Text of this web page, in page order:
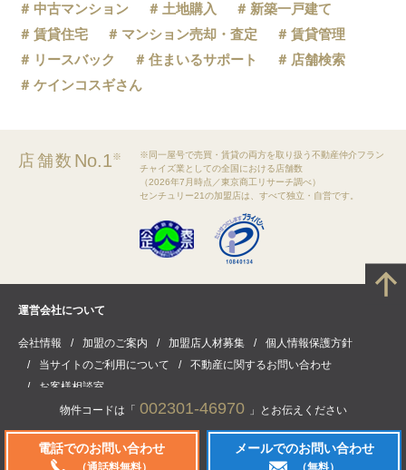
物件コードは「 002301-46970 」とお伝えください
電話でのお問い合わせ
（通話料無料）
メールでのお問い合わせ
（無料）
中古マンション
土地購入
新築一戸建て
賃貸住宅
マンション売却・査定
賃貸管理
リースバック
住まいるサポート
店舗検索
ケインコスギさん
店舗数 No.1※
※同一屋号で売買・賃貸の両方を取り扱う不動産仲介フラン
チャイズ業としての全国における店舗数
（2026年7月時点／東京商工リサーチ調べ）
センチュリー21の加盟店は、すべて独立・自営です。
運営会社について
会社情報 加盟のご案内 加盟店人材募集
個人情報保護方針
当サイトのご利用について
不動産に関するお問い合わせ
お客様相談室
(C) CENTURY21 Real Estate of Japan Ltd. All rights reserved.